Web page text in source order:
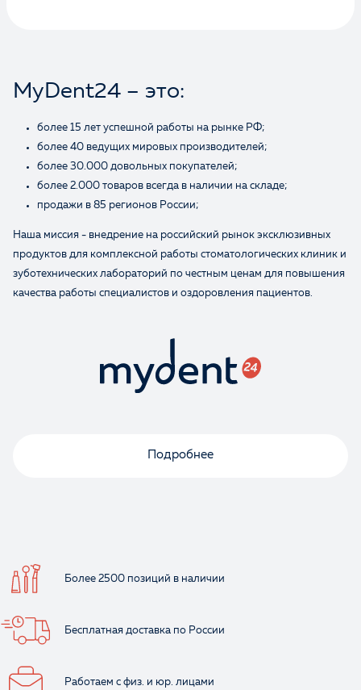
MyDent24 – это:
более 15 лет успешной работы на рынке РФ;
более 40 ведущих мировых производителей;
более 30.000 довольных покупателей;
более 2.000 товаров всегда в наличии на складе;
продажи в 85 регионов России;
Наша миссия - внедрение на российский рынок эксклюзивных
продуктов для комплексной работы стоматологических клиник и
зуботехнических лабораторий по честным ценам для повышения
качества работы специалистов и оздоровления пациентов.
Подробнее
Более 2500 позиций в наличии
Бесплатная доставка по России
Работаем с физ. и юр. лицами
Оценка
Отзыв